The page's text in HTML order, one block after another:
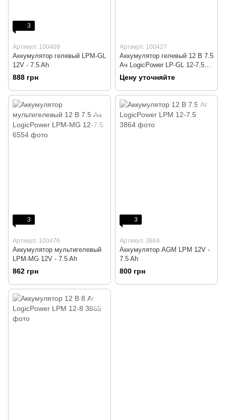
3
Артикул: 100409
Аккумулятор гелевый LPM-GL
12V - 7.5 Ah
888 грн
Артикул: 100427
Аккумулятор гелевый 12 В 7.5
Ач LogicPower LP-GL 12-7.5
Silver
Цену уточняйте
3
Артикул: 100476
Аккумулятор мультигелевый
LPM-MG 12V - 7.5 Ah
862 грн
3
Артикул: 3864
Аккумулятор AGM LPM 12V -
7.5 Ah
800 грн